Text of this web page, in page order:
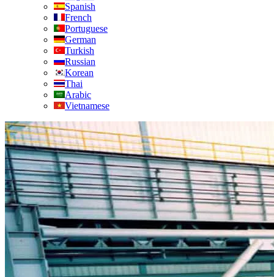
Spanish
French
Portuguese
German
Turkish
Russian
Korean
Thai
Arabic
Vietnamese